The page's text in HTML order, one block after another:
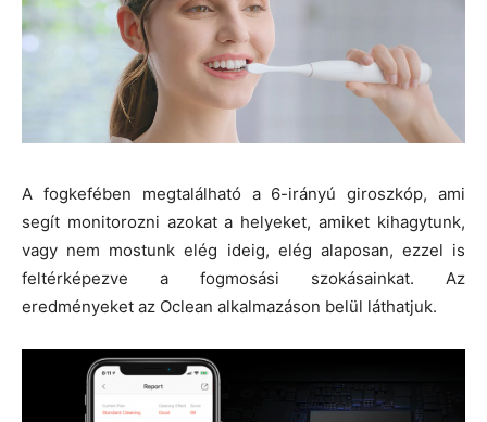
A fogkefében megtalálható a 6-irányú giroszkóp, ami
segít monitorozni azokat a helyeket, amiket kihagytunk,
vagy nem mostunk elég ideig, elég alaposan, ezzel is
feltérképezve a fogmosási szokásainkat. Az
eredményeket az Oclean alkalmazáson belül láthatjuk.